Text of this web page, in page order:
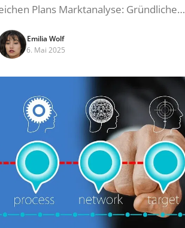
Plans Marktanalyse: Gründliche…
Emilia Wolf
6. Mai 2025